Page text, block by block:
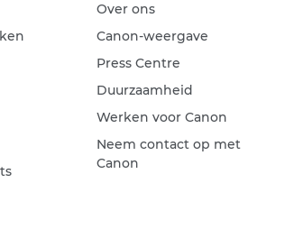
Over ons
Canon-weergave
Press Centre
Duurzaamheid
Werken voor Canon
Neem contact op met
Canon